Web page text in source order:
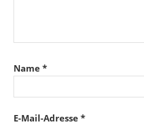
Name *
E-Mail-Adresse *